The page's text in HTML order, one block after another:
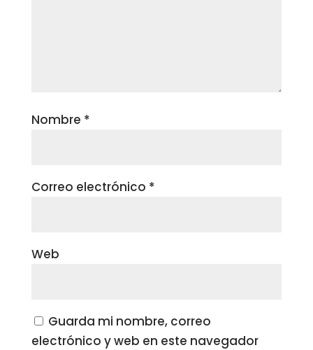
Nombre *
Correo electrónico *
Web
Guarda mi nombre, correo
electrónico y web en este navegador